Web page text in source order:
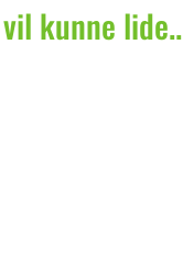
kunne lide..